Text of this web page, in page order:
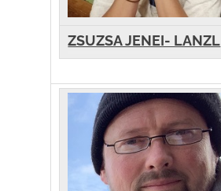
ZSUZSA JENEI- LANZL